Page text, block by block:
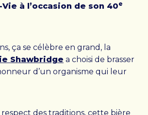
dons
de vos dons
à l’occasion de son 40e
ça se célèbre en grand, la
Shawbridge a choisi de brasser
d’un organisme qui leur
respect des traditions, cette bière